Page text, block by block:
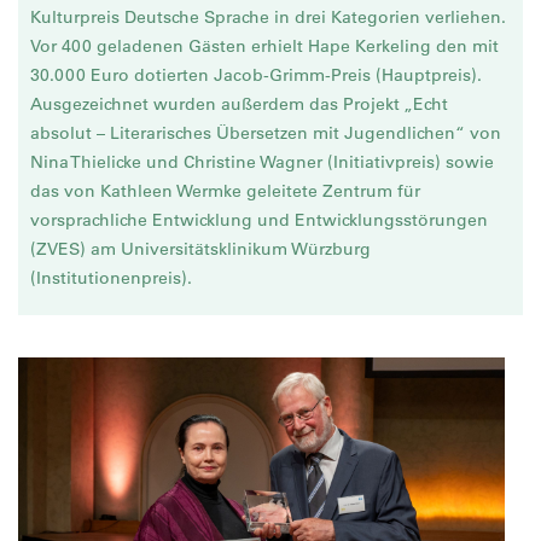
Kulturpreis Deutsche Sprache in drei Kategorien verliehen.
Vor 400 geladenen Gästen erhielt Hape Kerkeling den mit
30.000 Euro dotierten Jacob-Grimm-Preis (Hauptpreis).
Ausgezeichnet wurden außerdem das Projekt „Echt
absolut – Literarisches Übersetzen mit Jugendlichen“ von
Nina Thielicke und Christine Wagner (Initiativpreis) sowie
das von Kathleen Wermke geleitete Zentrum für
vorsprachliche Entwicklung und Entwicklungsstörungen
(ZVES) am Universitätsklinikum Würzburg
(Institutionenpreis).